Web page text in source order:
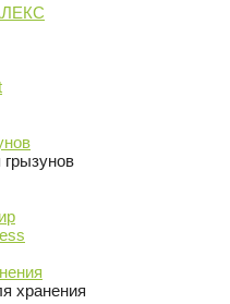
грызунов
хранения